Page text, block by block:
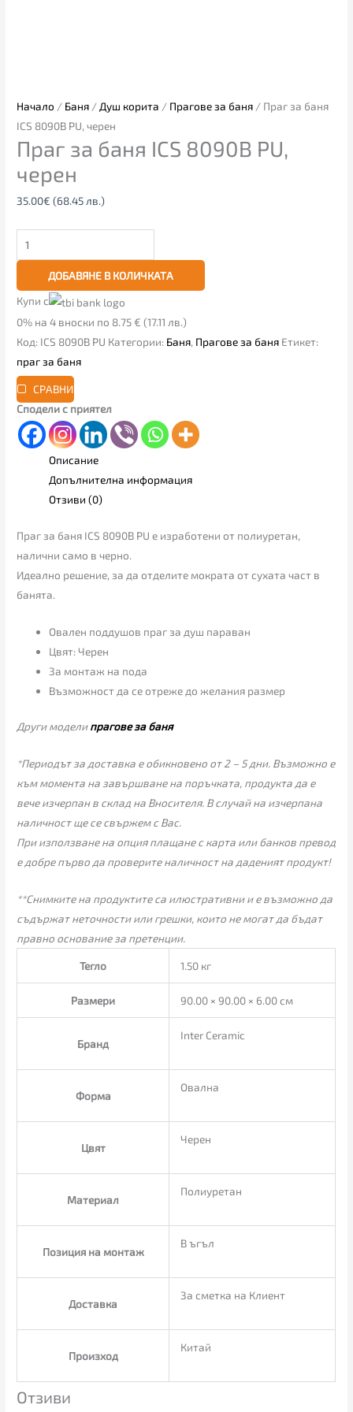
Начало / Баня / Душ корита / Прагове за баня / Праг за баня
ICS 8090B PU, черен
Праг за баня ICS 8090B PU,
черен
35.00€ (68.45 лв.)
ДОБАВЯНЕ В КОЛИЧКАТА
Купи с
0% на 4 вноски по 8.75 € (17.11 лв.)
Код: ICS 8090B PU Категории: Баня, Прагове за баня Етикет:
праг за баня
СРАВНИ
Сподели с приятел
Описание
Допълнителна информация
Отзиви (0)
Праг за баня ICS 8090B PU е изработени от полиуретан,
налични само в черно.
Идеално решение, за да отделите мократа от сухата част в
банята.
Овален поддушов праг за душ параван
Цвят: Черен
За монтаж на пода
Възможност да се отреже до желания размер
Други модели прагове за баня
*Периодът за доставка е обикновено от 2 – 5 дни. Възможно е
към момента на завършване на поръчката, продукта да е
вече изчерпан в склад на Вносителя. В случай на изчерпана
наличност ще се свържем с Вас.
При използване на опция плащане с карта или банков превод
е добре първо да проверите наличност на даденият продукт!
**Снимките на продуктите са илюстративни и е възможно да
съдържат неточности или грешки, които не могат да бъдат
правно основание за претенции.
Тегло 1.50 кг
Размери 90.00 × 90.00 × 6.00 см
Бранд
Inter Ceramic
Форма
Овална
Цвят
Черен
Материал
Полиуретан
Позиция на монтаж
В ъгъл
Доставка
За сметка на Клиент
Произход
Китай
Отзиви